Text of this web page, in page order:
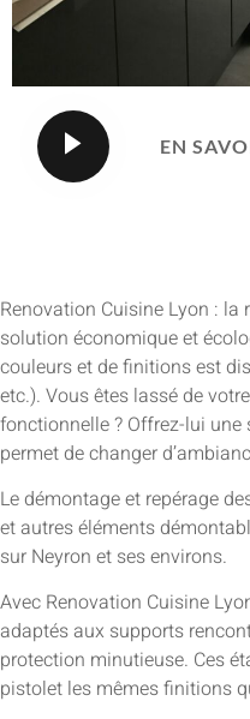
EN
Renovation Cuisine Lyon :
solution économique et
couleurs et de finitions est
etc.). Vous êtes lassé de
fonctionnelle ? Offrez-lui
permet de changer
Le démontage et repérage
et autres éléments
sur Neyron et ses environs.
Avec Renovation Cuisine
adaptés aux supports
protection minutieuse. Ces
pistolet les mêmes finitions